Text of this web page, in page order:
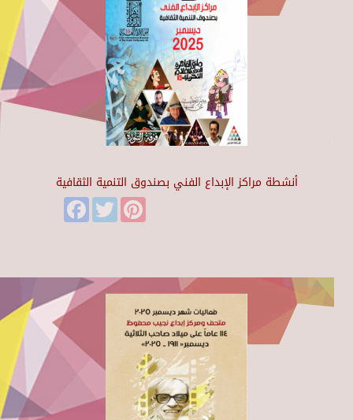
أنشطة مراكز الإبداع الفني بصندوق التنمية الثقافية
FacebookTwitter